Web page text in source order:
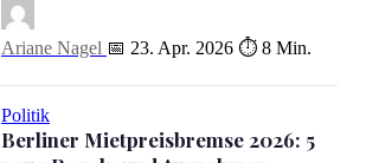
Ariane Nagel 📅 23. Apr. 2026 ⏱ 8 Min.
Politik
Berliner Mietpreisbremse 2026: 5